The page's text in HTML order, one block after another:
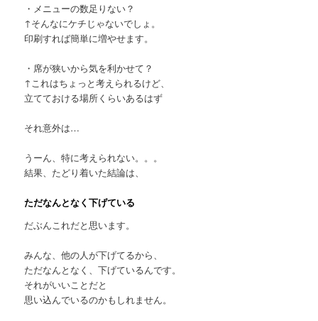
・メニューの数足りない？
↑そんなにケチじゃないでしょ。
印刷すれば簡単に増やせます。
・席が狭いから気を利かせて？
↑これはちょっと考えられるけど、
立てておける場所くらいあるはず
それ意外は…
うーん、特に考えられない。。。
結果、たどり着いた結論は、
ただなんとなく下げている
だぶんこれだと思います。
みんな、他の人が下げてるから、
ただなんとなく、下げているんです。
それがいいことだと
思い込んでいるのかもしれません。